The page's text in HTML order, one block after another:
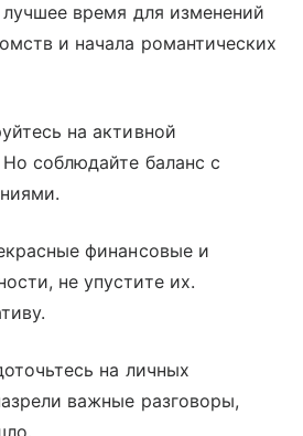
время для изменений
и начала романтических
на активной
соблюдайте баланс с
финансовые и
не упустите их.
на личных
важные разговоры,